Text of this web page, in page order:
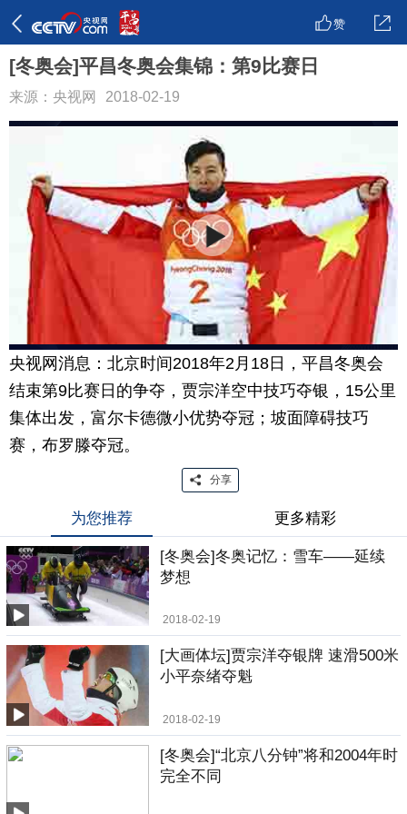
赞
[冬奥会]平昌冬奥会集锦：第9比赛日
来源：央视网 2018-02-19
央视网消息：北京时间2018年2月18日，平昌冬奥会
结束第9比赛日的争夺，贾宗洋空中技巧夺银，15公里
集体出发，富尔卡德微小优势夺冠；坡面障碍技巧
赛，布罗滕夺冠。
分享
为您推荐 更多精彩
[冬奥会]冬奥记忆：雪车——延续
梦想
2018-02-19
[大画体坛]贾宗洋夺银牌 速滑500米
小平奈绪夺魁
2018-02-19
[冬奥会]“北京八分钟”将和2004年时
完全不同